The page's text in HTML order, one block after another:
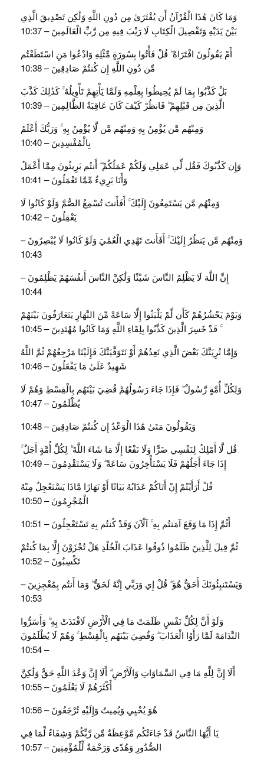
وَمَا كَانَ هَٰذَا الْقُرْآنُ أَن يُفْتَرَىٰ مِن دُونِ اللَّهِ وَلَٰكِن تَصْدِيقَ الَّذِي
بَيْنَ يَدَيْهِ وَتَفْصِيلَ الْكِتَابِ لَا رَيْبَ فِيهِ مِن رَّبِّ الْعَالَمِينَ – 10:37
أَمْ يَقُولُونَ افْتَرَاهُ ۖ قُلْ فَأْتُوا بِسُورَةٍ مِّثْلِهِ وَادْعُوا مَنِ اسْتَطَعْتُم
مِّن دُونِ اللَّهِ إِن كُنتُمْ صَادِقِينَ – 10:38
بَلْ كَذَّبُوا بِمَا لَمْ يُحِيطُوا بِعِلْمِهِ وَلَمَّا يَأْتِهِمْ تَأْوِيلُهُ ۚ كَذَٰلِكَ كَذَّبَ
الَّذِينَ مِن قَبْلِهِمْ ۖ فَانظُرْ كَيْفَ كَانَ عَاقِبَةُ الظَّالِمِينَ – 10:39
وَمِنْهُم مَّن يُؤْمِنُ بِهِ وَمِنْهُم مَّن لَّا يُؤْمِنُ بِهِ ۚ وَرَبُّكَ أَعْلَمُ
بِالْمُفْسِدِينَ – 10:40
وَإِن كَذَّبُوكَ فَقُل لِّي عَمَلِي وَلَكُمْ عَمَلُكُمْ ۖ أَنتُم بَرِيئُونَ مِمَّا أَعْمَلُ
وَأَنَا بَرِيءٌ مِّمَّا تَعْمَلُونَ – 10:41
وَمِنْهُم مَّن يَسْتَمِعُونَ إِلَيْكَ ۚ أَفَأَنتَ تُسْمِعُ الصُّمَّ وَلَوْ كَانُوا لَا
يَعْقِلُونَ – 10:42
وَمِنْهُم مَّن يَنظُرُ إِلَيْكَ ۚ أَفَأَنتَ تَهْدِي الْعُمْيَ وَلَوْ كَانُوا لَا يُبْصِرُونَ –
10:43
إِنَّ اللَّهَ لَا يَظْلِمُ النَّاسَ شَيْئًا وَلَٰكِنَّ النَّاسَ أَنفُسَهُمْ يَظْلِمُونَ –
10:44
وَيَوْمَ يَحْشُرُهُمْ كَأَن لَّمْ يَلْبَثُوا إِلَّا سَاعَةً مِّنَ النَّهَارِ يَتَعَارَفُونَ بَيْنَهُمْ
ۚ قَدْ خَسِرَ الَّذِينَ كَذَّبُوا بِلِقَاءِ اللَّهِ وَمَا كَانُوا مُهْتَدِينَ – 10:45
وَإِمَّا نُرِيَنَّكَ بَعْضَ الَّذِي نَعِدُهُمْ أَوْ نَتَوَفَّيَنَّكَ فَإِلَيْنَا مَرْجِعُهُمْ ثُمَّ اللَّهُ
شَهِيدٌ عَلَىٰ مَا يَفْعَلُونَ – 10:46
وَلِكُلِّ أُمَّةٍ رَّسُولٌ ۖ فَإِذَا جَاءَ رَسُولُهُمْ قُضِيَ بَيْنَهُم بِالْقِسْطِ وَهُمْ لَا
يُظْلَمُونَ – 10:47
وَيَقُولُونَ مَتَىٰ هَٰذَا الْوَعْدُ إِن كُنتُمْ صَادِقِينَ – 10:48
قُل لَّا أَمْلِكُ لِنَفْسِي ضَرًّا وَلَا نَفْعًا إِلَّا مَا شَاءَ اللَّهُ ۗ لِكُلِّ أُمَّةٍ أَجَلٌ ۚ
إِذَا جَاءَ أَجَلُهُمْ فَلَا يَسْتَأْخِرُونَ سَاعَةً ۖ وَلَا يَسْتَقْدِمُونَ – 10:49
قُلْ أَرَأَيْتُمْ إِنْ أَتَاكُمْ عَذَابُهُ بَيَاتًا أَوْ نَهَارًا مَّاذَا يَسْتَعْجِلُ مِنْهُ
الْمُجْرِمُونَ – 10:50
أَثُمَّ إِذَا مَا وَقَعَ آمَنتُم بِهِ ۚ آلْآنَ وَقَدْ كُنتُم بِهِ تَسْتَعْجِلُونَ – 10:51
ثُمَّ قِيلَ لِلَّذِينَ ظَلَمُوا ذُوقُوا عَذَابَ الْخُلْدِ هَلْ تُجْزَوْنَ إِلَّا بِمَا كُنتُمْ
تَكْسِبُونَ – 10:52
وَيَسْتَنبِئُونَكَ أَحَقٌّ هُوَ ۖ قُلْ إِي وَرَبِّي إِنَّهُ لَحَقٌّ ۖ وَمَا أَنتُم بِمُعْجِزِينَ –
10:53
وَلَوْ أَنَّ لِكُلِّ نَفْسٍ ظَلَمَتْ مَا فِي الْأَرْضِ لَافْتَدَتْ بِهِ ۗ وَأَسَرُّوا
النَّدَامَةَ لَمَّا رَأَوُا الْعَذَابَ ۖ وَقُضِيَ بَيْنَهُم بِالْقِسْطِ ۚ وَهُمْ لَا يُظْلَمُونَ
– 10:54
أَلَا إِنَّ لِلَّهِ مَا فِي السَّمَاوَاتِ وَالْأَرْضِ ۗ أَلَا إِنَّ وَعْدَ اللَّهِ حَقٌّ وَلَٰكِنَّ
أَكْثَرَهُمْ لَا يَعْلَمُونَ – 10:55
هُوَ يُحْيِي وَيُمِيتُ وَإِلَيْهِ تُرْجَعُونَ – 10:56
يَا أَيُّهَا النَّاسُ قَدْ جَاءَتْكُم مَّوْعِظَةٌ مِّن رَّبِّكُمْ وَشِفَاءٌ لِّمَا فِي
الصُّدُورِ وَهُدًى وَرَحْمَةٌ لِّلْمُؤْمِنِينَ – 10:57